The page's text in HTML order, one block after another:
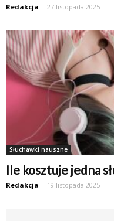
Redakcja - 27 listopada 2025
Słuchawki nauszne
Ile kosztuje jedna
Redakcja - 19 listopada 2025